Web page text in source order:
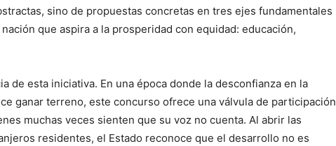
sino de propuestas concretas en tres ejes fundamentales
que aspira a la prosperidad con equidad: educación,
de esta iniciativa. En una época donde la desconfianza en la
ganar terreno, este concurso ofrece una válvula de participación
muchas veces sienten que su voz no cuenta. Al abrir las
residentes, el Estado reconoce que el desarrollo no es